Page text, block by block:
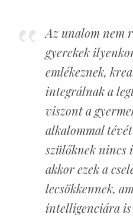
Az unalom nem
gyerekek
emlékeznek,
integrálnak a
viszont a
alkalommal
szülőknek nincs
akkor ezek a
lecsökkennek,
intelligenciára is